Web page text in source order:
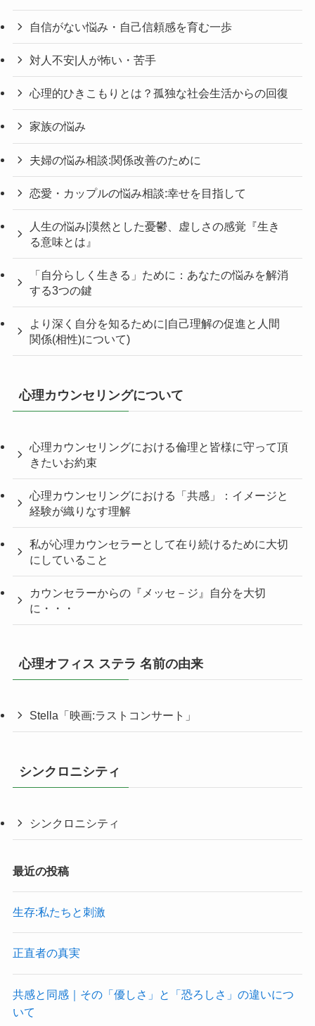
自信がない悩み・自己信頼感を育む一歩
対人不安|人が怖い・苦手
心理的ひきこもりとは？孤独な社会生活からの回復
家族の悩み
夫婦の悩み相談:関係改善のために
恋愛・カップルの悩み相談:幸せを目指して
人生の悩み|漠然とした憂鬱、虚しさの感覚『生き
る意味とは』
「自分らしく生きる」ために：あなたの悩みを解消
する3つの鍵
より深く自分を知るために|自己理解の促進と人間
関係(相性)について)
心理カウンセリングについて
心理カウンセリングにおける倫理と皆様に守って頂
きたいお約束
心理カウンセリングにおける「共感」：イメージと
経験が織りなす理解
私が心理カウンセラーとして在り続けるために大切
にしていること
カウンセラーからの『メッセ－ジ』自分を大切
に・・・
心理オフィス ステラ 名前の由来
Stella「映画:ラストコンサート」
シンクロニシティ
シンクロニシティ
最近の投稿
生存:私たちと刺激
正直者の真実
共感と同感｜その「優しさ」と「恐ろしさ」の違いにつ
いて